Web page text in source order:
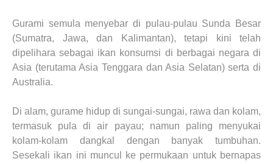
Gurami semula menyebar di pulau-pulau Sunda Besar
(Sumatra, Jawa, dan Kalimantan), tetapi kini telah
dipelihara sebagai ikan konsumsi di berbagai negara di
Asia (terutama Asia Tenggara dan Asia Selatan) serta di
Australia.
Di alam, gurame hidup di sungai-sungai, rawa dan kolam,
termasuk pula di air payau; namun paling menyukai
kolam-kolam dangkal dengan banyak tumbuhan.
Sesekali ikan ini muncul ke permukaan untuk bernapas